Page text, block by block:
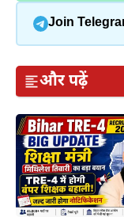
Join
और पढ़ें